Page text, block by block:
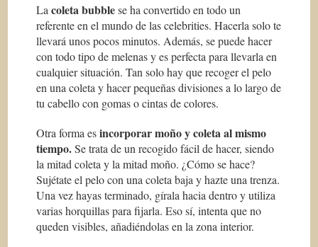
Lacoleta bubblese ha convertido en todo un
referente en el mundo de lascelebrities. Hacerla solo te
llevará unos pocos minutos. Además, se puede hacer
con todo tipo de melenas y es perfecta para llevarla en
cualquier situación. Tan solo hay que recoger el pelo
en una coleta y hacer pequeñas divisiones a lo largo de
tu cabello con gomas o cintas de colores.
Otra forma esincorporar moño y coleta al mismo
tiempo.Se trata de un recogido fácil de hacer, siendo
la mitad coleta y la mitad moño. ¿Cómo se hace?
Sujétate el pelo con una coleta baja y hazte una trenza.
Una vez hayas terminado, gírala hacia dentro y utiliza
varias horquillas para fijarla. Eso sí, intenta que no
queden visibles, añadiéndolas en la zona interior.